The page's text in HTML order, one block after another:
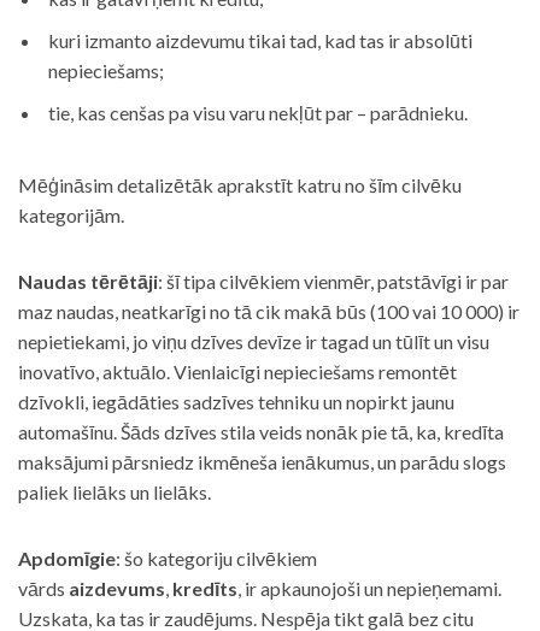
kuri izmanto aizdevumu tikai tad, kad tas ir absolūti
nepieciešams;
tie, kas cenšas pa visu varu nekļūt par – parādnieku.
Mēģināsim detalizētāk aprakstīt katru no šīm cilvēku
kategorijām.
Naudas tērētāji: šī tipa cilvēkiem vienmēr, patstāvīgi ir par
maz naudas, neatkarīgi no tā cik makā būs (100 vai 10 000) ir
nepietiekami, jo viņu dzīves devīze ir tagad un tūlīt un visu
inovatīvo, aktuālo. Vienlaicīgi nepieciešams remontēt
dzīvokli, iegādāties sadzīves tehniku un nopirkt jaunu
automašīnu. Šāds dzīves stila veids nonāk pie tā, ka, kredīta
maksājumi pārsniedz ikmēneša ienākumus, un parādu slogs
paliek lielāks un lielāks.
Apdomīgie: šo kategoriju cilvēkiem
vārds aizdevums, kredīts, ir apkaunojoši un nepieņemami.
Uzskata, ka tas ir zaudējums. Nespēja tikt galā bez citu